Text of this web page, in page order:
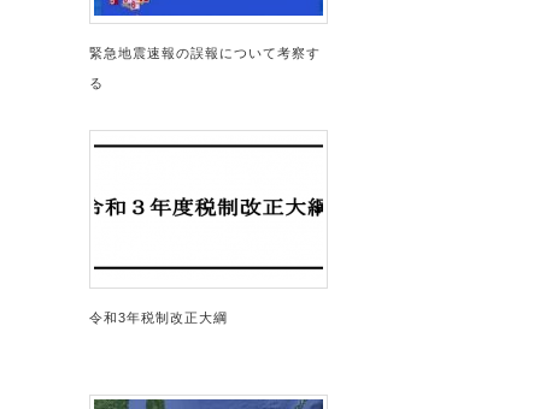
緊急地震速報の誤報について考察す
る
令和3年税制改正大綱